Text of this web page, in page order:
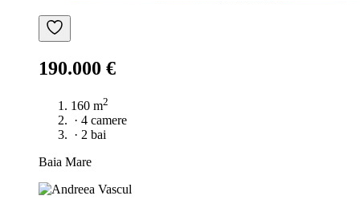
190.000 €
160 m2
· 4 camere
· 2 bai
Baia Mare